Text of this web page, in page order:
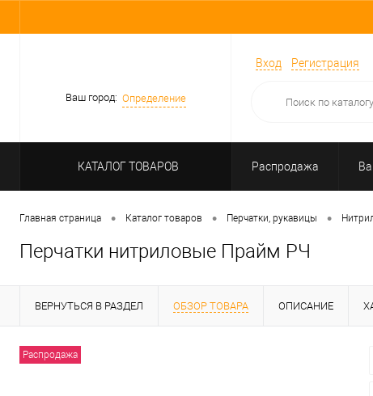
Ваш город: Определение
Вход Регистрация
КАТАЛОГ ТОВАРОВ Распродажа
Главная страница • Каталог товаров • Перчатки, рукавицы •
Перчатки нитриловые Прайм РЧ
ВЕРНУТЬСЯ В РАЗДЕЛ ОБЗОР ТОВАРА ОПИСАНИЕ
Распродажа